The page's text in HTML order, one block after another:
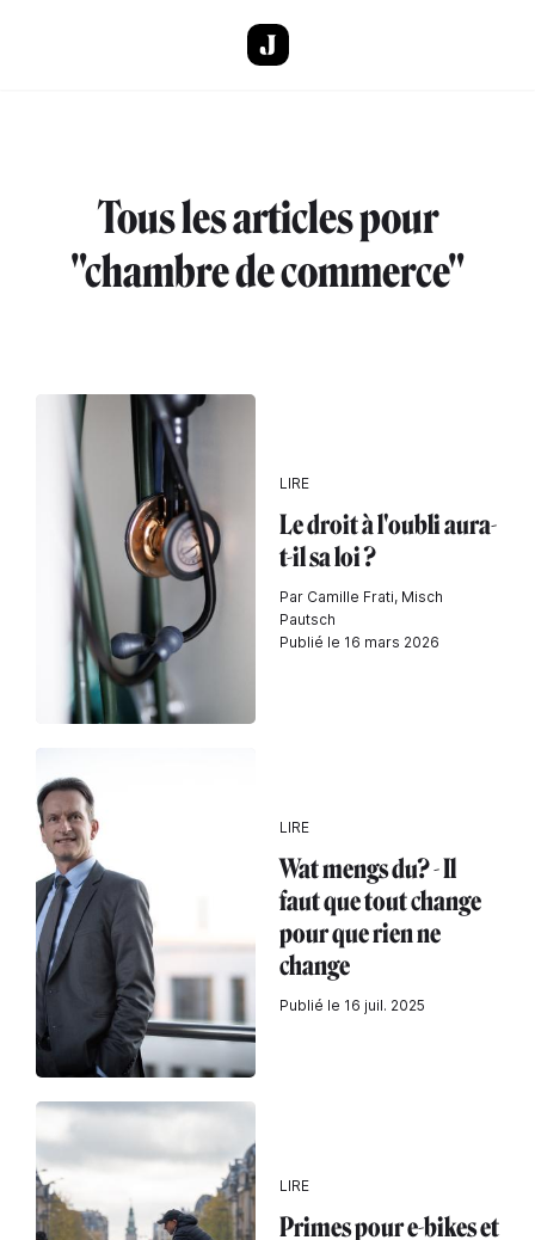
Tous les articles pour
"chambre de commerce"
LIRE
Le droit à l'oubli aura-
t-il sa loi ?
Par Camille Frati, Misch
Pautsch
Publié le 16 mars 2026
LIRE
Wat mengs du? - Il
faut que tout change
pour que rien ne
change
Publié le 16 juil. 2025
LIRE
Primes pour e-bikes et